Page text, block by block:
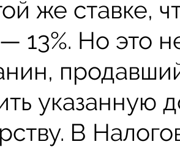
же ставке,
13%. Но это
В